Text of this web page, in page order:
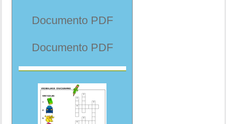
Documento PDF
Documento PDF